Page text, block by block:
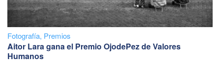
Fotografía, Premios
Aitor Lara gana el Premio OjodePez de Valores
Humanos